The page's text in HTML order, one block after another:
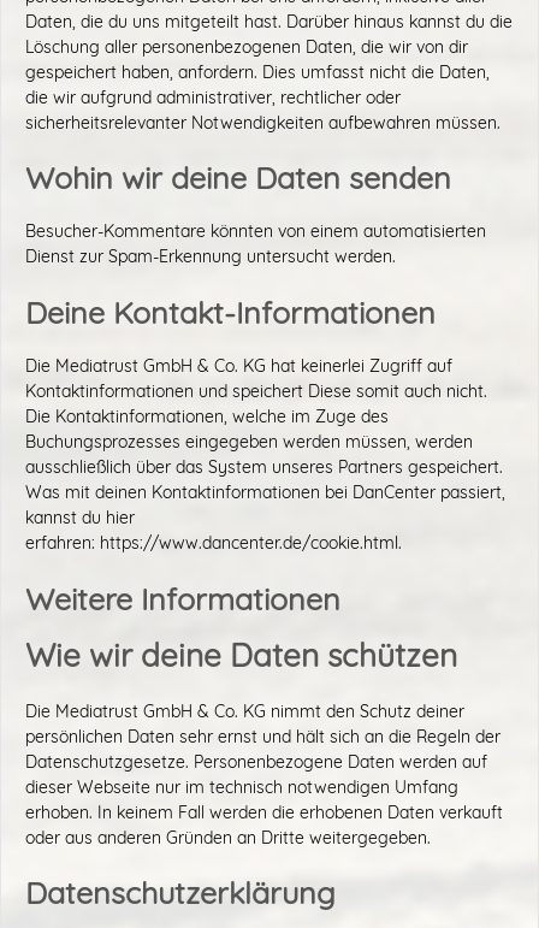
Daten, die du uns mitgeteilt hast. Darüber hinaus kannst du die
Löschung aller personenbezogenen Daten, die wir von dir
gespeichert haben, anfordern. Dies umfasst nicht die Daten,
die wir aufgrund administrativer, rechtlicher oder
sicherheitsrelevanter Notwendigkeiten aufbewahren müssen.
Wohin wir deine Daten senden
Besucher-Kommentare könnten von einem automatisierten
Dienst zur Spam-Erkennung untersucht werden.
Deine Kontakt-Informationen
Die Mediatrust GmbH & Co. KG hat keinerlei Zugriff auf
Kontaktinformationen und speichert Diese somit auch nicht.
Die Kontaktinformationen, welche im Zuge des
Buchungsprozesses eingegeben werden müssen, werden
ausschließlich über das System unseres Partners gespeichert.
Was mit deinen Kontaktinformationen bei DanCenter passiert,
kannst du hier
erfahren: https://www.dancenter.de/cookie.html.
Weitere Informationen
Wie wir deine Daten schützen
Die Mediatrust GmbH & Co. KG nimmt den Schutz deiner
persönlichen Daten sehr ernst und hält sich an die Regeln der
Datenschutzgesetze. Personenbezogene Daten werden auf
dieser Webseite nur im technisch notwendigen Umfang
erhoben. In keinem Fall werden die erhobenen Daten verkauft
oder aus anderen Gründen an Dritte weitergegeben.
Datenschutzerklärung